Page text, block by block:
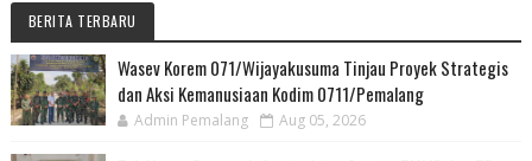
BERITA TERBARU
Wasev Korem 071/Wijayakusuma Tinjau Proyek Strategis
dan Aksi Kemanusiaan Kodim 0711/Pemalang
Admin Pemalang Aug 05, 2026